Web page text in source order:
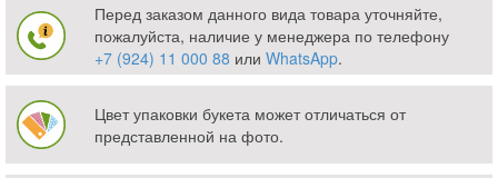
Перед заказом данного вида товара уточняйте,
пожалуйста, наличие у менеджера по телефону
+7 (924) 11 000 88 или WhatsApp.
Цвет упаковки букета может отличаться от
представленной на фото.